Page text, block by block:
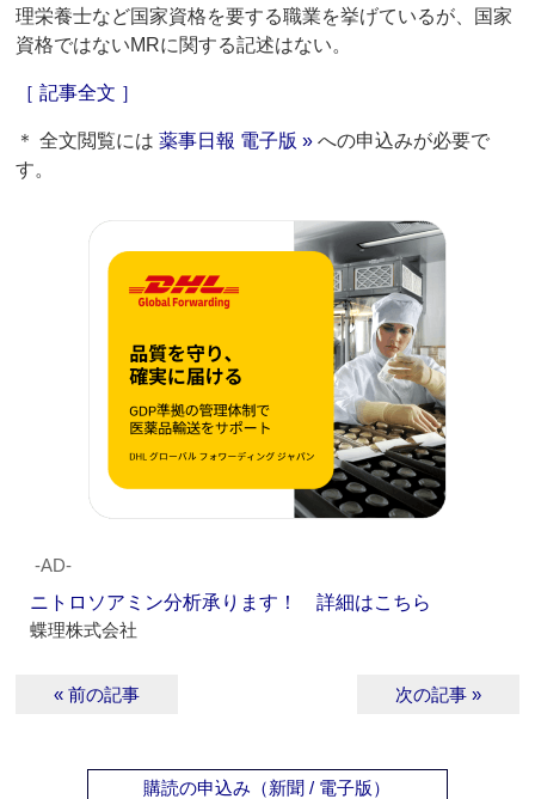
理栄養士など国家資格を要する職業を挙げているが、国家
資格ではないMRに関する記述はない。
［ 記事全文 ］
＊ 全文閲覧には薬事日報 電子版 » への申込みが必要で
す。
‐AD‐
ニトロソアミン分析承ります！ 詳細はこちら
蝶理株式会社
« 前の記事 次の記事 »
購読の申込み（新聞 / 電子版）